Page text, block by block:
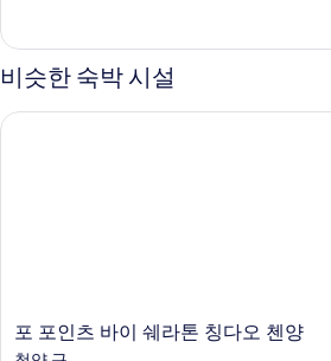
2
개,
바
다
보
셜
위
침
비슷한 숙박 시설
포
포
포 포인츠 바이 쉐라톤 칭다오 첸양
포 포인츠 바이 쉐라톤 칭다오 첸양